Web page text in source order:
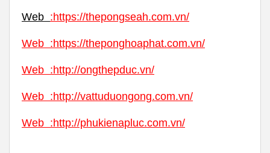
Web :https://thepongseah.com.vn/
Web :https://theponghoaphat.com.vn/
Web :http://ongthepduc.vn/
Web :http://vattuduongong.com.vn/
Web :http://phukienapluc.com.vn/